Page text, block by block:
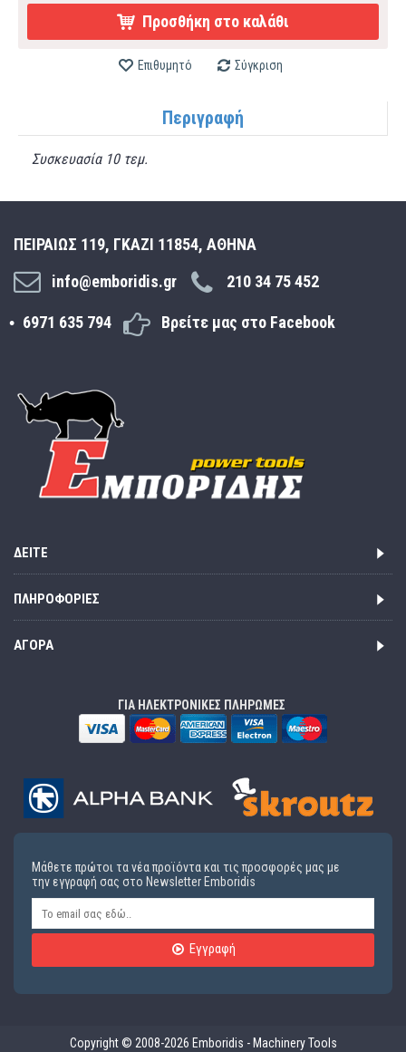
Προσθήκη στο καλάθι
Επιθυμητό Σύγκριση
Περιγραφή
Συσκευασία 10 τεμ.
ΠΕΙΡΑΙΩΣ 119, ΓΚΑΖΙ 11854, ΑΘΗΝΑ
info@emboridis.gr
210 34 75 452
6971 635 794 Βρείτε μας στο Facebook
ΔΕΊΤΕ
ΠΛΗΡΟΦΟΡΊΕΣ
ΑΓΟΡΆ
ΓΙΑ ΗΛΕΚΤΡΟΝΙΚΕΣ ΠΛΗΡΩΜΕΣ
Μάθετε πρώτοι τα νέα προϊόντα και τις προσφορές μας με
την εγγραφή σας στο Newsletter Emboridis
Εγγραφή
Copyright © 2008-2026 Emboridis - Machinery Tools